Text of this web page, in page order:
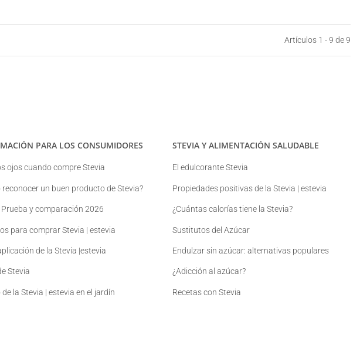
Artículos 1 - 9 de 9
PARA LOS CONSUMIDORES
ojos cuando compre Stevia
reconocer un buen producto de Stevia?
Prueba y comparación 2026
para comprar Stevia | estevia
de la Stevia |estevia
Stevia
de la Stevia | estevia en el jardín
STEVIA Y ALIMENTACIÓN SALUDABLE
El edulcorante Stevia
Propiedades positivas de la Stevia | estevia
¿Cuántas calorías tiene la Stevia?
Sustitutos del Azúcar
Endulzar sin azúcar: alternativas populares
¿Adicción al azúcar?
Recetas con Stevia